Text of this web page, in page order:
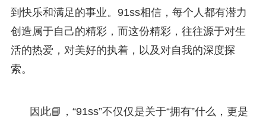
到快乐和满足的事业。91ss相信，每个人都有潜力
创造属于自己的精彩，而这份精彩，往往源于对生
活的热爱，对美好的执着，以及对自我的深度探
索。
因此📘，“91ss”不仅仅是关于“拥有”什么，更是